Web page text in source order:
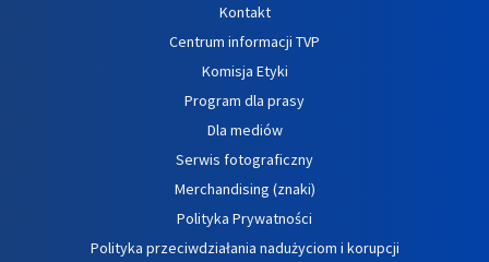
Kontakt
Centrum informacji TVP
Komisja Etyki
Program dla prasy
Dla mediów
Serwis fotograficzny
Merchandising (znaki)
Polityka Prywatności
Polityka przeciwdziałania nadużyciom i korupcji